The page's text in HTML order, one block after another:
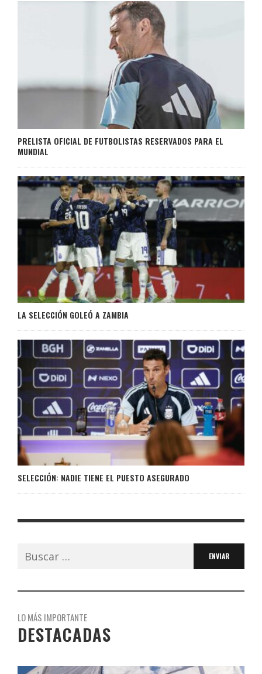
PRELISTA OFICIAL DE FUTBOLISTAS RESERVADOS PARA EL
MUNDIAL
LA SELECCIÓN GOLEÓ A ZAMBIA
SELECCIÓN: NADIE TIENE EL PUESTO ASEGURADO
Buscar:
LO MÁS IMPORTANTE
DESTACADAS